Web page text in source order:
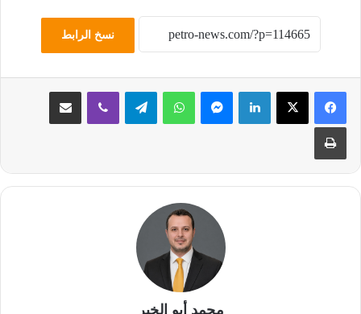
نسخ الرابط
لينكدإن ماسنجر واتساب تيلقرام ڤايبر مشاركة عبر البريد
طباعة
محمد أبو الخير